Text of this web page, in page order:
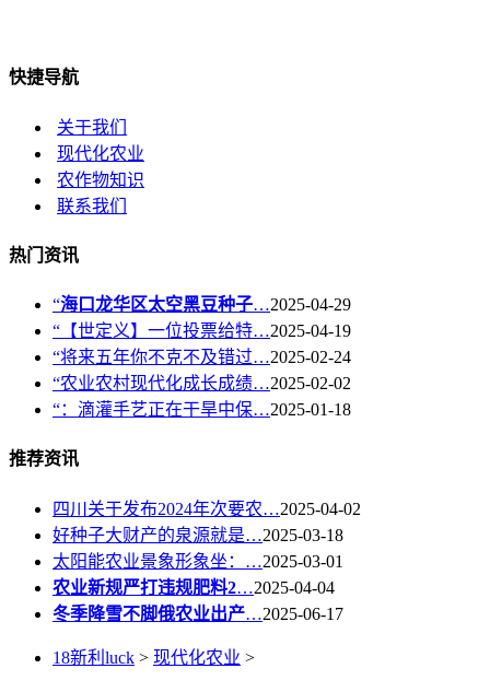
快捷导航
关于我们
现代化农业
农作物知识
联系我们
热门资讯
“海口龙华区太空黑豆种子…2025-04-29
“【世定义】一位投票给特…2025-04-19
“将来五年你不克不及错过…2025-02-24
“农业农村现代化成长成绩…2025-02-02
“：滴灌手艺正在干旱中保…2025-01-18
推荐资讯
四川关于发布2024年次要农…2025-04-02
好种子大财产的泉源就是…2025-03-18
太阳能农业景象形象坐：…2025-03-01
农业新规严打违规肥料2…2025-04-04
冬季降雪不脚俄农业出产…2025-06-17
18新利luck > 现代化农业 >